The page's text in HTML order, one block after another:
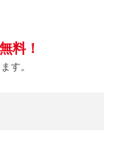
料！
す。